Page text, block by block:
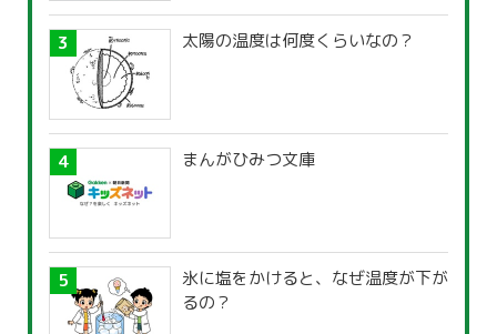
太陽の温度は何度くらいなの？
まんがひみつ文庫
氷に塩をかけると、なぜ温度が下が
るの？